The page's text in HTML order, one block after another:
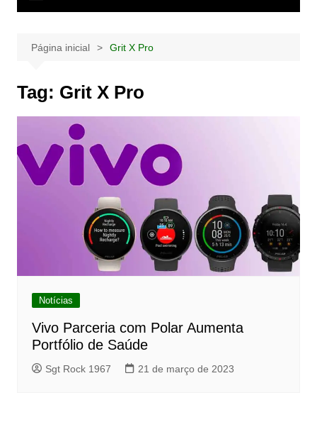
Página inicial Grit X Pro
Tag: Grit X Pro
Notícias
Vivo Parceria com Polar Aumenta
Portfólio de Saúde
Sgt Rock 1967 21 de março de 2023